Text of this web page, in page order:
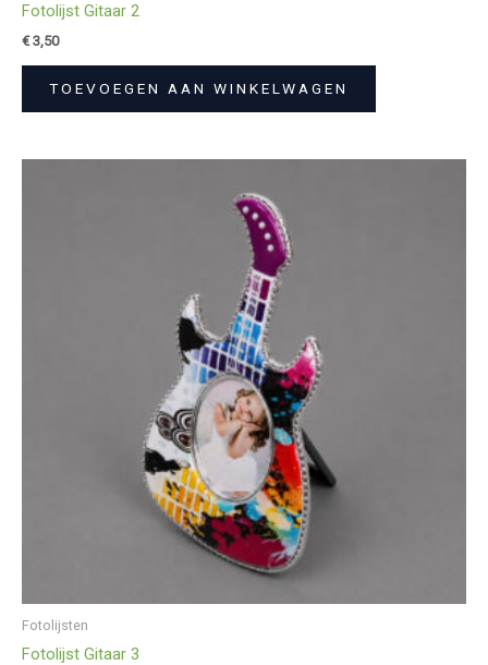
Fotolijst Gitaar 2
€3,50
TOEVOEGEN AAN WINKELWAGEN
Fotolijsten
Fotolijst Gitaar 3